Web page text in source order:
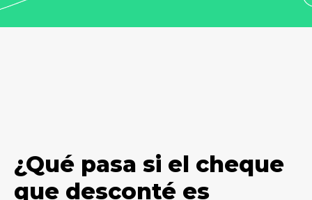
¿Qué pasa si el cheque
que desconté es